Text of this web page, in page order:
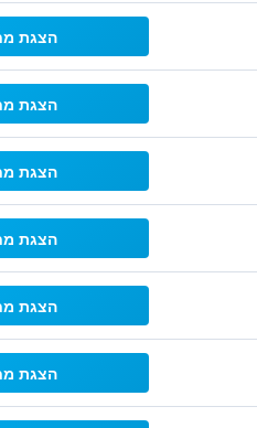
הצגת
הצגת
הצגת
הצגת
הצגת
הצגת